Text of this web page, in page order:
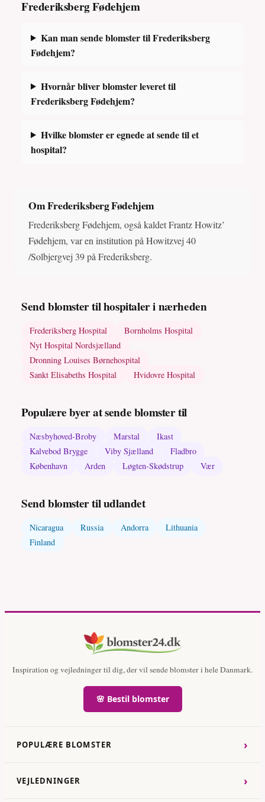
Frederiksberg Fødehjem
Kan man sende blomster til Frederiksberg
Fødehjem?
Hvornår bliver blomster leveret til
Frederiksberg Fødehjem?
Hvilke blomster er egnede at sende til et
hospital?
Om Frederiksberg Fødehjem
Frederiksberg Fødehjem, også kaldet Frantz Howitz’
Fødehjem, var en institution på Howitzvej 40
/Solbjergvej 39 på Frederiksberg.
Send blomster til hospitaler i nærheden
Frederiksberg Hospital
Bornholms Hospital
Nyt Hospital Nordsjælland
Dronning Louises Børnehospital
Sankt Elisabeths Hospital
Hvidovre Hospital
Populære byer at sende blomster til
Næsbyhoved-Broby Marstal
Ikast
Kalvebod Brygge
Viby Sjælland
Fladbro
København
Arden Løgten-Skødstrup Vær
Send blomster til udlandet
Nicaragua Russia Andorra
Lithuania
Finland
Inspiration og vejledninger til dig, der vil sende blomster i hele Danmark.
🌸 Bestil blomster
POPULÆRE BLOMSTER ›
VEJLEDNINGER ›